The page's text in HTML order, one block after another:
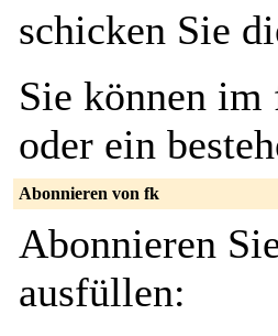
schicken Sie
Sie können im
oder ein
Abonnieren von fk
Abonnieren
ausfüllen: